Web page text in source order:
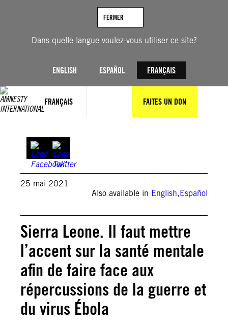
Dans quelle langue voulez-vous utiliser ce site?
ENGLISH ESPAÑOL FRANÇAIS
FERMER
FRANÇAIS FAITES UN DON
25 mai 2021
Also available in English,Español
Sierra Leone. Il faut mettre
l’accent sur la santé mentale
afin de faire face aux
répercussions de la guerre et
du virus Ébola